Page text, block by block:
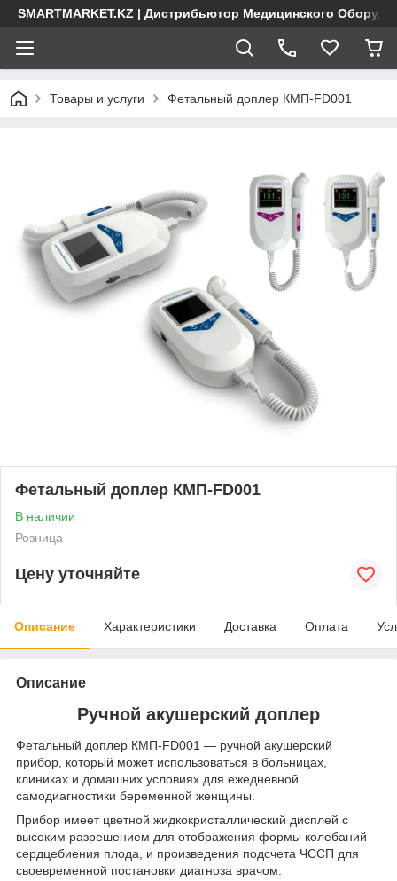
SMARTMARKET.KZ | Дистрибьютор Медицинского
Товары и услуги Фетальный доплер КМП-FD001
Фетальный доплер КМП-FD001
В наличии
Розница
Цену уточняйте
Описание Характеристики Доставка Оплата
Описание
Ручной акушерский доплер
Фетальный доплер КМП-FD001 — ручной акушерский
прибор, который может использоваться в больницах,
клиниках и домашних условиях для ежедневной
самодиагностики беременной женщины.
Прибор имеет цветной жидкокристаллический дисплей с
высоким разрешением для отображения формы колебаний
сердцебиения плода, и произведения подсчета ЧССП для
своевременной постановки диагноза врачом.